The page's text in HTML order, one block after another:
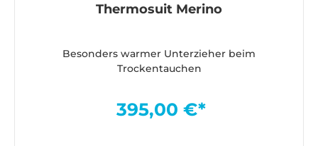
Thermosuit Merino
Besonders warmer Unterzieher beim
Trockentauchen
395,00 €*